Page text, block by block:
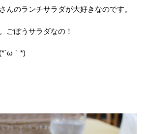
んのランチサラダが大好きなのです。
ごぼうサラダなの！
｀*)